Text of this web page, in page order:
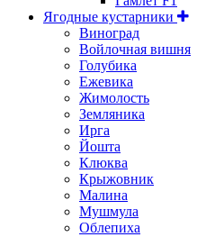
Ягодные кустарники
Виноград
Войлочная вишня
Голубика
Ежевика
Жимолость
Земляника
Ирга
Йошта
Клюква
Крыжовник
Малина
Мушмула
Облепиха